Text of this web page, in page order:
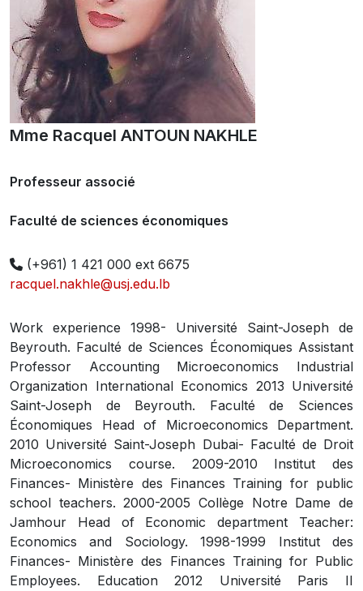
Mme Racquel ANTOUN NAKHLE
Professeur associé
Faculté de sciences économiques
(+961) 1 421 000 ext 6675
racquel.nakhle@usj.edu.lb
Work experience 1998- Université Saint-Joseph de
Beyrouth. Faculté de Sciences Économiques Assistant
Professor Accounting Microeconomics Industrial
Organization International Economics 2013 Université
Saint-Joseph de Beyrouth. Faculté de Sciences
Économiques Head of Microeconomics Department.
2010 Université Saint-Joseph Dubai- Faculté de Droit
Microeconomics course. 2009-2010 Institut des
Finances- Ministère des Finances Training for public
school teachers. 2000-2005 Collège Notre Dame de
Jamhour Head of Economic department Teacher:
Economics and Sociology. 1998-1999 Institut des
Finances- Ministère des Finances Training for Public
Employees. Education 2012 Université Paris II